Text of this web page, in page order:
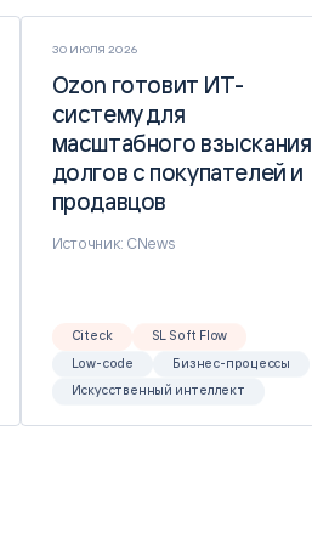
30 ИЮЛЯ 2026
Ozon готовит ИТ-
систему для
масштабного взыскания
долгов с покупателей и
продавцов
Ozon готовит ИТ-
систему для
масштабного взыскания
долгов с покупателей и
продавцов
Источник: CNews
Citeck
SL Soft Flow
Low-code
Бизнес-процессы
Искусственный интеллект